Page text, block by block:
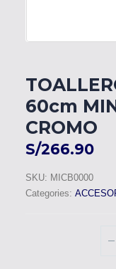
60cm
CROMO
S/266.90
SKU: MICB0000
Categories: